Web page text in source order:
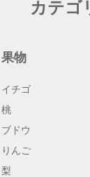
カテゴ
果物
イチゴ
桃
ブドウ
りんご
梨